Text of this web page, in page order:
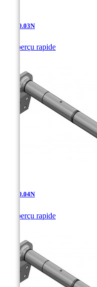
AD-10.03N
Aperçu rapide
AD-10.04N
Aperçu rapide